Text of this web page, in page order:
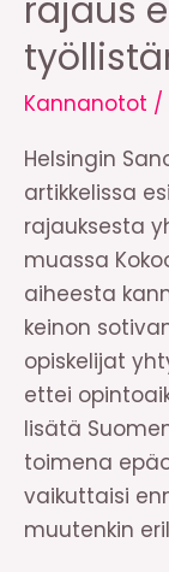
rajaus
Kannanotot /
Helsingin
artikkelissa
rajauksesta
muassa
aiheesta
keinon
opiskelijat
ettei
lisätä
toimena
vaikuttaisi
muutenkin